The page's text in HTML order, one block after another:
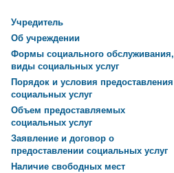
Учредитель
Об учреждении
Формы социального обслуживания,
виды социальных услуг
Порядок и условия предоставления
социальных услуг
Объем предоставляемых
социальных услуг
Заявление и договор о
предоставлении социальных услуг
Наличие свободных мест